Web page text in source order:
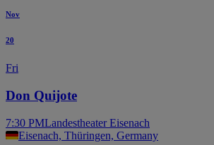
Nov
20
Fri
Don Quijote
7:30 PMLandestheater Eisenach
Eisenach, Thüringen, Germany